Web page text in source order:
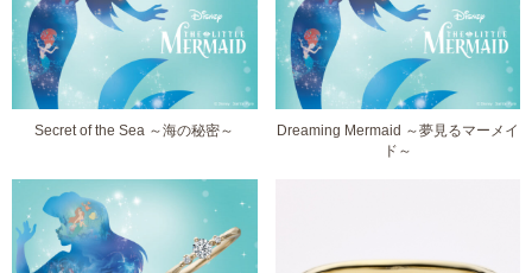
Secret of the Sea ～海の秘密～
Dreaming Mermaid ～夢見るマーメイ
ド～